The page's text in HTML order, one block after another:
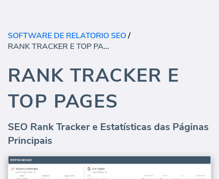
SOFTWARE DE RELATORIO SEO/
RANK TRACKER E TOP PAGES
RANK TRACKER E
TOP PAGES
SEO Rank Tracker e Estatísticas das Páginas
Principais